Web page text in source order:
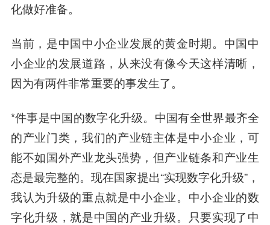
化做好准备。
当前，是中国中小企业发展的黄金时期。中国中
小企业的发展道路，从来没有像今天这样清晰，
因为有两件非常重要的事发生了。
*件事是中国的数字化升级。中国有全世界最齐全
的产业门类，我们的产业链主体是中小企业，可
能不如国外产业龙头强势，但产业链条和产业生
态是最完整的。现在国家提出“实现数字化升级”，
我认为升级的重点就是中小企业。中小企业的数
字化升级，就是中国的产业升级。只要实现了中